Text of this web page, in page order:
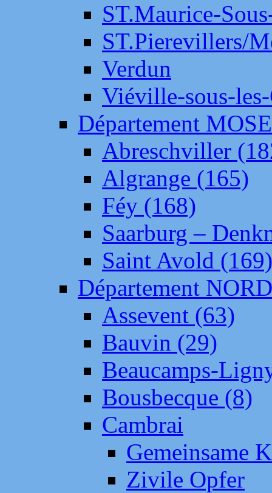
ST.Maurice-
ST.Pierevillers/
Verdun
Viéville-sous-
Département
Abreschviller
Algrange (165)
Féy (168)
Saarburg –
Saint Avold (169)
Département NORD
Assevent (63)
Bauvin (29)
Beaucamps-
Bousbecque (8)
Cambrai
Gemeinsame
Zivile Opfer